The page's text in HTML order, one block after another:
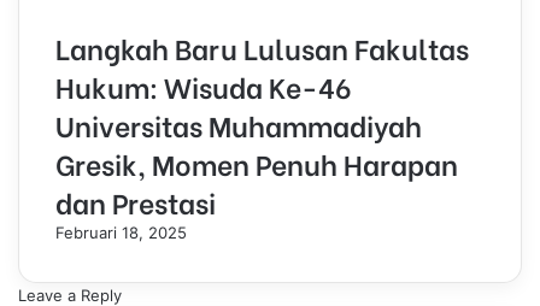
Langkah Baru Lulusan Fakultas
Hukum: Wisuda Ke-46
Universitas Muhammadiyah
Gresik, Momen Penuh Harapan
dan Prestasi
Februari 18, 2025
Leave a Reply